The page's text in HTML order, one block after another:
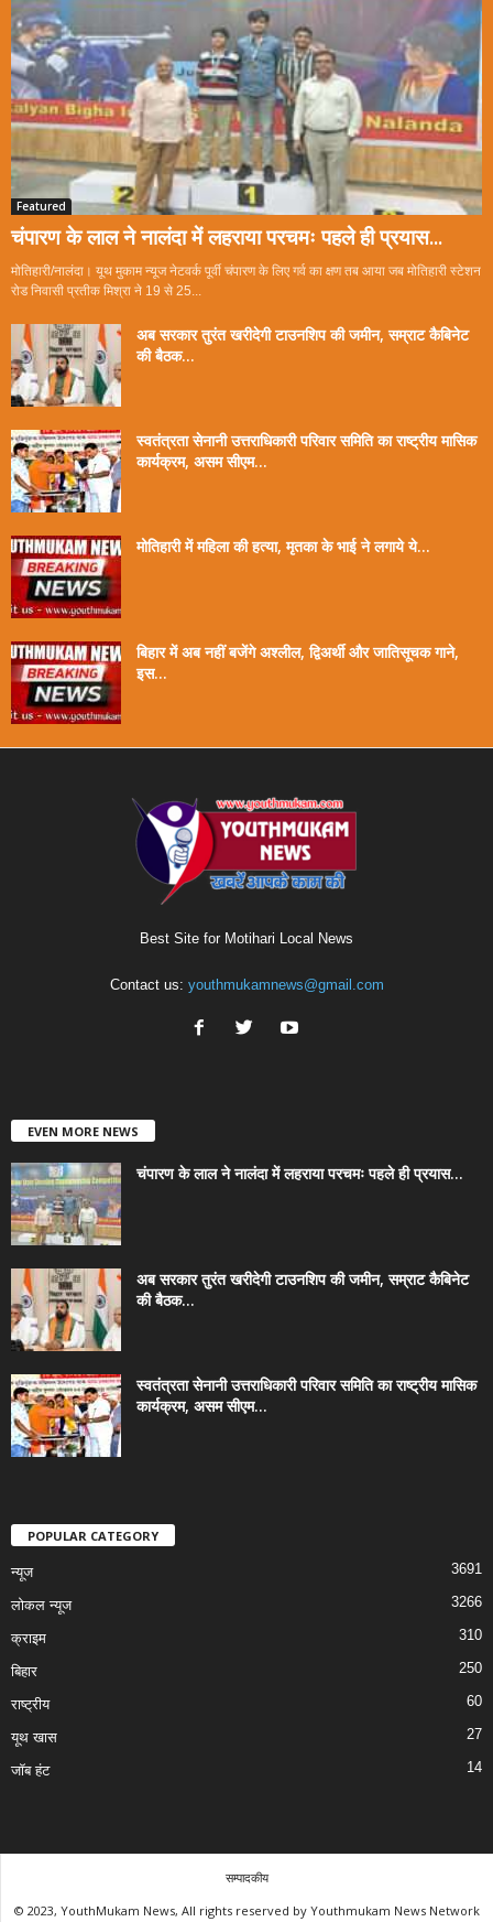
Featured
चंपारण के लाल ने नालंदा में लहराया परचमः पहले ही प्रयास...
मोतिहारी/नालंदा। यूथ मुकाम न्यूज नेटवर्क पूर्वी चंपारण के लिए गर्व का क्षण तब आया जब मोतिहारी स्टेशन
रोड निवासी प्रतीक मिश्रा ने 19 से 25...
अब सरकार तुरंत खरीदेगी टाउनशिप की जमीन, सम्राट कैबिनेट
की बैठक...
स्वतंत्रता सेनानी उत्तराधिकारी परिवार समिति का राष्ट्रीय मासिक
कार्यक्रम, असम सीएम...
मोतिहारी में महिला की हत्या, मृतका के भाई ने लगाये ये...
बिहार में अब नहीं बजेंगे अश्लील, द्विअर्थी और जातिसूचक गाने,
इस...
Best Site for Motihari Local News
Contact us: youthmukamnews@gmail.com
EVEN MORE NEWS
चंपारण के लाल ने नालंदा में लहराया परचमः पहले ही प्रयास...
अब सरकार तुरंत खरीदेगी टाउनशिप की जमीन, सम्राट कैबिनेट
की बैठक...
स्वतंत्रता सेनानी उत्तराधिकारी परिवार समिति का राष्ट्रीय मासिक
कार्यक्रम, असम सीएम...
POPULAR CATEGORY
न्यूज 3691
लोकल न्यूज 3266
क्राइम 310
बिहार 250
राष्ट्रीय 60
यूथ खास 27
जॉब हंट 14
सम्पादकीय
© 2023, YouthMukam News, All rights reserved by Youthmukam News Network